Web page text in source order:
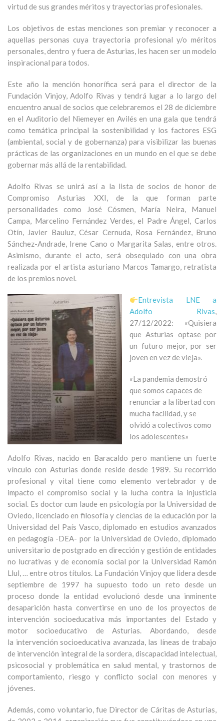
virtud de sus grandes méritos y trayectorias profesionales.
Los objetivos de estas menciones son premiar y reconocer a
aquellas personas cuya trayectoria profesional y/o méritos
personales, dentro y fuera de Asturias, les hacen ser un modelo
inspiracional para todos.
Este año la mención honorífica será para el director de la
Fundación Vinjoy, Adolfo Rivas y tendrá lugar a lo largo del
encuentro anual de socios que celebraremos el 28 de diciembre
en el Auditorio del Niemeyer en Avilés en una gala que tendrá
como temática principal la sostenibilidad y los factores ESG
(ambiental, social y de gobernanza) para visibilizar las buenas
prácticas de las organizaciones en un mundo en el que se debe
gobernar más allá de la rentabilidad.
Adolfo Rivas se unirá así a la lista de socios de honor de
Compromiso Asturias XXI, de la que forman parte
personalidades como José Cósmen, María Neira, Manuel
Campa, Marcelino Fernández Verdes, el Padre Ángel, Carlos
Otín, Javier Bauluz, César Cernuda, Rosa Fernández, Bruno
Sánchez-Andrade, Irene Cano o Margarita Salas, entre otros.
Asimismo, durante el acto, será obsequiado con una obra
realizada por el artista asturiano Marcos Tamargo, retratista
de los premios novel.
Entrevista LNE a
Adolfo Rivas,
27/12/2022: «Quisiera
que Asturias optase por
un futuro mejor, por ser
joven en vez de vieja».
«La pandemia demostró
que somos capaces de
renunciar a la libertad con
mucha facilidad, y se
olvidó a colectivos como
los adolescentes»
Adolfo Rivas, nacido en Baracaldo pero mantiene un fuerte
vínculo con Asturias donde reside desde 1989. Su recorrido
profesional y vital tiene como elemento vertebrador y de
impacto el compromiso social y la lucha contra la injusticia
social. Es doctor cum laude en psicología por la Universidad de
Oviedo, licenciado en filosofía y ciencias de la educación por la
Universidad del País Vasco, diplomado en estudios avanzados
en pedagogía -DEA- por la Universidad de Oviedo, diplomado
universitario de postgrado en dirección y gestión de entidades
no lucrativas y de economía social por la Universidad Ramón
Llul, … entre otros títulos. La Fundación Vinjoy que lidera desde
septiembre de 1997 ha supuesto todo un reto desde un
proceso donde la entidad evolucionó desde una inminente
desaparición hasta convertirse en uno de los proyectos de
intervención socioeducativa más importantes del Estado y
motor socioeducativo de Asturias. Abordando, desde
la intervención socioeducativa avanzada, las líneas de trabajo
de intervención integral de la sordera, discapacidad intelectual,
psicosocial y problemática en salud mental, y trastornos de
comportamiento, riesgo y conflicto social con menores y
jóvenes.
Además, como voluntario, fue Director de Cáritas de Asturias,